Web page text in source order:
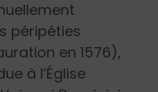
péripéties
en 1576),
à l’Église